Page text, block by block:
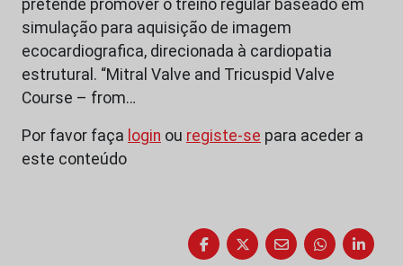
pretende promover o treino regular baseado em
simulação para aquisição de imagem
ecocardiografica, direcionada à cardiopatia
estrutural. “Mitral Valve and Tricuspid Valve
Course – from…
Por favor faça login ou registe-se para aceder a
este conteúdo